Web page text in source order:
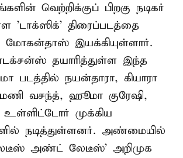
வெற்றிக்குப் பிறகு நடிகர்
'டாக்ஸிக்' திரைப்படத்தை
மோகன்தாஸ் இயக்கியுள்ளார்.
தயாரித்துள்ள இந்த
படத்தில் நயன்தாரா, கியாரா
வசந்த், ஹூமா குரேஷி,
உள்ளிட்டோர் முக்கிய
நடித்துள்ளனர். அண்மையில்
அண்ட் லேடீஸ்' அறிமுக